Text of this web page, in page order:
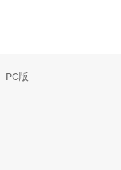
PC版